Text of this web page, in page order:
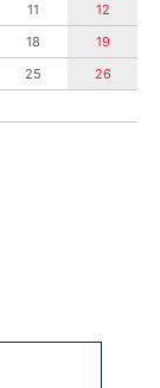
11
12
18
19
25
26